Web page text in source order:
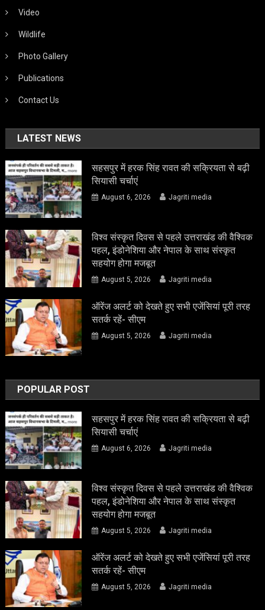
Video
Wildlife
Photo Gallery
Publications
Contact Us
LATEST NEWS
सहसपुर में हरक सिंह रावत की सक्रियता से बढ़ी
सियासी चर्चाएं
August 6, 2026 Jagriti media
विश्व संस्कृत दिवस से पहले उत्तराखंड की वैश्विक
पहल, इंडोनेशिया और नेपाल के साथ संस्कृत
सहयोग होगा मजबूत
August 5, 2026 Jagriti media
ऑरेंज अलर्ट को देखते हुए सभी एजेंसियां पूरी तरह
सतर्क रहें- सीएम
August 5, 2026 Jagriti media
POPULAR POST
सहसपुर में हरक सिंह रावत की सक्रियता से बढ़ी
सियासी चर्चाएं
August 6, 2026 Jagriti media
विश्व संस्कृत दिवस से पहले उत्तराखंड की वैश्विक
पहल, इंडोनेशिया और नेपाल के साथ संस्कृत
सहयोग होगा मजबूत
August 5, 2026 Jagriti media
ऑरेंज अलर्ट को देखते हुए सभी एजेंसियां पूरी तरह
सतर्क रहें- सीएम
August 5, 2026 Jagriti media